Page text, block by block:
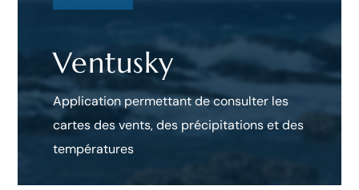
Ventusky
Application permettant de consulter les
cartes des vents, des précipitations et des
températures